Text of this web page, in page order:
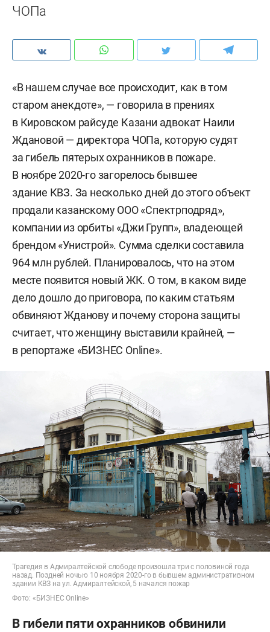
ЧОПа
«В нашем случае все происходит, как в том
старом анекдоте», — говорила в прениях
в Кировском райсуде Казани адвокат Наили
Ждановой — директора ЧОПа, которую судят
за гибель пятерых охранников в пожаре.
В ноябре 2020-го загорелось бывшее
здание КВЗ. За несколько дней до этого объект
продали казанскому ООО «Спектрподряд»,
компании из орбиты «Джи Групп», владеющей
брендом «Унистрой». Сумма сделки составила
964 млн рублей. Планировалось, что на этом
месте появится новый ЖК. О том, в каком виде
дело дошло до приговора, по каким статьям
обвиняют Жданову и почему сторона защиты
считает, что женщину выставили крайней, —
в репортаже «БИЗНЕС Online».
Трагедия в Адмиралтейской слободе произошла три с половиной года
назад. Поздней ночью 10 ноября 2020-го в бывшем административном
здании КВЗ на ул. Адмиралтейской, 5 начался пожар
Фото: «БИЗНЕС Online»
В гибели пяти охранников обвинили